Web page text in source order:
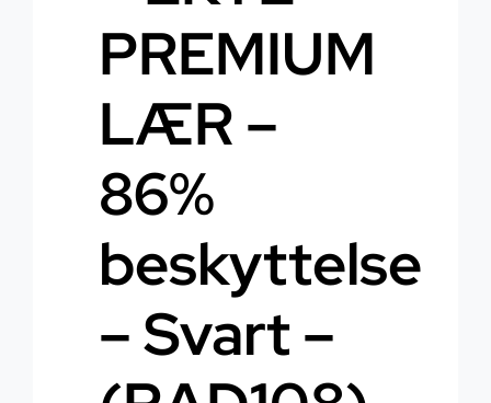
PREMIUM
LÆR –
86%
beskyttelse
– Svart –